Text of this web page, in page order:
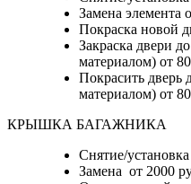
Замена элемента
Покраска новой
Закраска двери
материалом) от
Покрасить дверь
материалом) от
КРЫШКА БАГАЖНИКА
Снятие/
Замена от 2000